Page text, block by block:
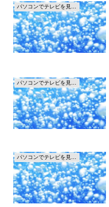
パソコンでテレビを見る方法